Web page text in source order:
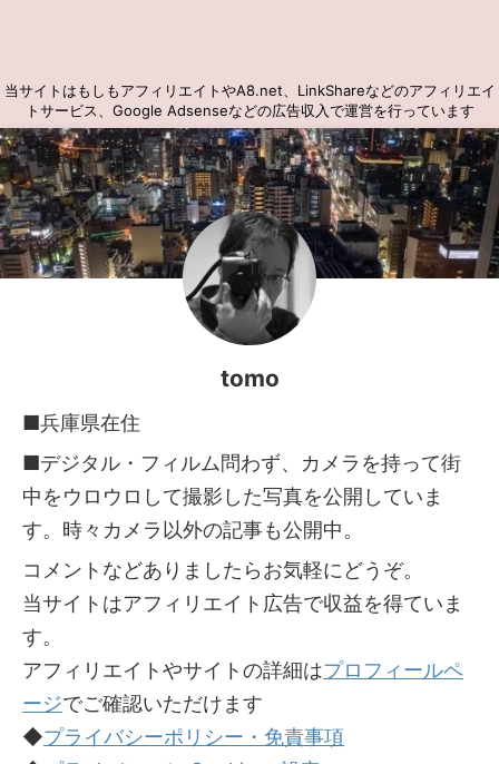
当サイトはもしもアフィリエイトやA8.net、LinkShareなどのアフィリエイ
トサービス、Google Adsenseなどの広告収入で運営を行っています
tomo
■兵庫県在住
■デジタル・フィルム問わず、カメラを持って街
中をウロウロして撮影した写真を公開していま
す。時々カメラ以外の記事も公開中。
コメントなどありましたらお気軽にどうぞ。
当サイトはアフィリエイト広告で収益を得ていま
す。
アフィリエイトやサイトの詳細はプロフィールペ
ージでご確認いただけます
◆プライバシーポリシー・免責事項